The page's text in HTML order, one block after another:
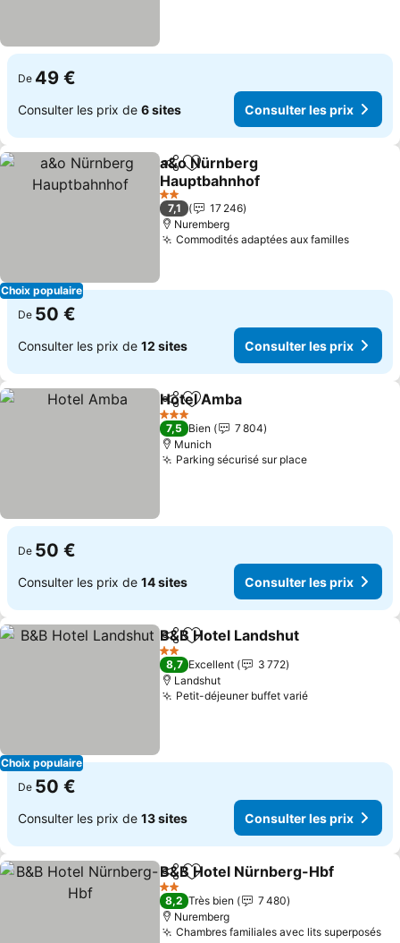
De 49 €
Consulter les prix de 6 sites Consulter les prix
Choix populaire
PartagerAjouter à mes favoris
a&o Nürnberg
Hauptbahnhof
Consulter les prix
2 Étoiles
7,1
17 246
Nuremberg
Commodités adaptées aux familles
De 50 €
Consulter les prix de 12 sites Consulter les prix
PartagerAjouter à mes favoris
Hotel Amba
3 Étoiles
7,5 Bien
7 804
Munich
Parking sécurisé sur placeConsulter les
De 50 €
Consulter les prix de 14 sites Consulter les prix
Choix populaire
PartagerAjouter à mes favoris
B&B Hotel Landshut
2 Étoiles
8,7 Excellent
3 772
Landshut
Petit-déjeuner buffet variéConsulter
De 50 €
Consulter les prix de 13 sites Consulter les prix
PartagerAjouter à mes favoris
B&B Hotel Nürnberg-Hbf
2 Étoiles
8,2 Très bien
7 480
Nuremberg
Chambres familiales avec lits superposés